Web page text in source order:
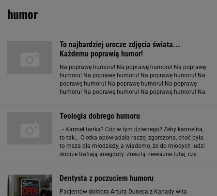
humor
To najbardziej urocze zdjęcia świata...
Każdemu poprawią humor!
Na poprawę humoru! Na poprawę humoru! Na poprawę
humoru! Na poprawę humoru! Na poprawę humoru! Na
poprawę humoru! Na poprawę humoru! Na poprawę
humoru! Na poprawę humoru! Na poprawę humoru! Na
poprawę
Teologia dobrego humoru
. - Karmelitanka? Cóż w tym dziwnego? Żeby karmelita,
to tak... Ciotka opowiadała raczej zgorszona, choć była
to msza dla młodzieży, a wiadomo, że do młodych ludzi
dobrze trafiają anegdoty. Zresztą nieważne tutaj, czy
Dentysta z poczuciem humoru
Pacjentów doktora Artura Duneca z Kanady wita